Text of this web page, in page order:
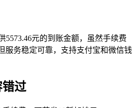
5573.46元的到账金额，虽然手续费
服务稳定可靠，支持支付宝和微信钱
过